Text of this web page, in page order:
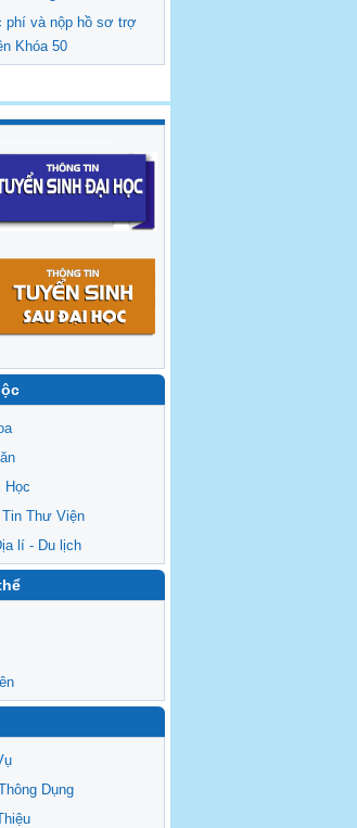
phí và nộp hồ sơ trợ
Khóa 50
Học
Tin Thư Viện
lí - Du lịch
Dụng